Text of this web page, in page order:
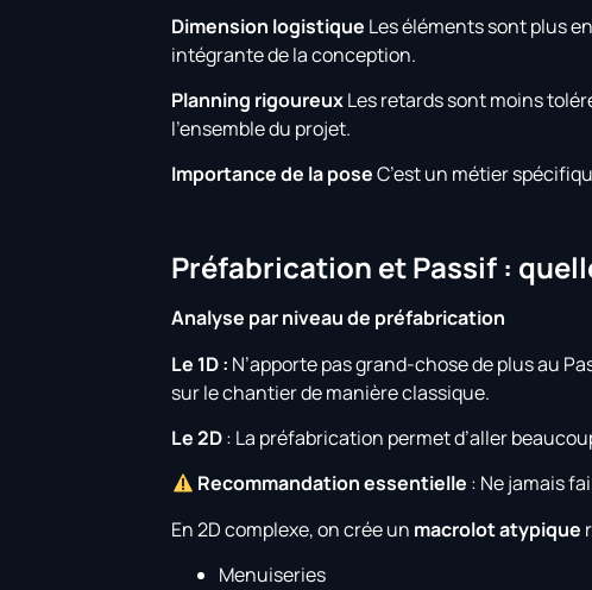
Dimension logistique Les éléments sont plus
intégrante de la conception.
Planning rigoureuxLes retards sont moins
l’ensemble du projet.
Importance de la poseC’est un métier
Préfabrication et Passif :
Analyse par niveau de préfabrication
Le 1D : N’apporte pas grand-chose de plus au
sur le chantier de manière classique.
Le 2D: La préfabrication permet d’aller
Recommandation essentielle : Ne jamais
En 2D complexe, on crée un macrolot atypique
Menuiseries